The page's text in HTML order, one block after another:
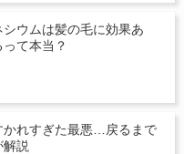
ウムは髪の毛に効果あ
て本当？
かれすぎた最悪…戻るまで
説